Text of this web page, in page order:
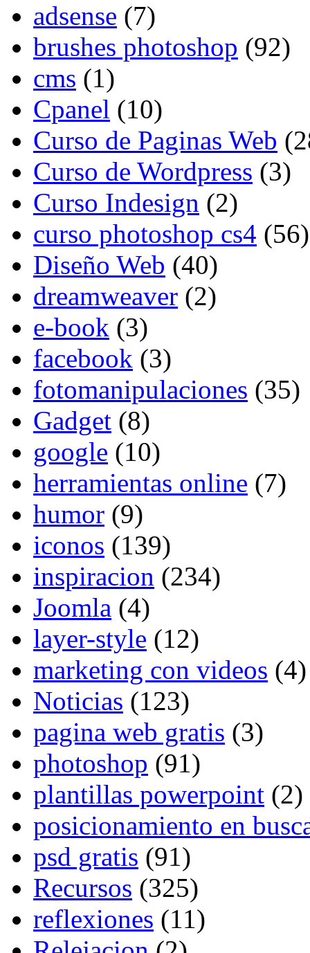
adsense (7)
brushes photoshop (92)
cms (1)
Cpanel (10)
Curso de Paginas Web
Curso de Wordpress (3)
Curso Indesign (2)
curso photoshop cs4 (56)
Diseño Web (40)
dreamweaver (2)
e-book (3)
facebook (3)
fotomanipulaciones (35)
Gadget (8)
google (10)
herramientas online (7)
humor (9)
iconos (139)
inspiracion (234)
Joomla (4)
layer-style (12)
marketing con videos (4)
Noticias (123)
pagina web gratis (3)
photoshop (91)
plantillas powerpoint (2)
posicionamiento en
psd gratis (91)
Recursos (325)
reflexiones (11)